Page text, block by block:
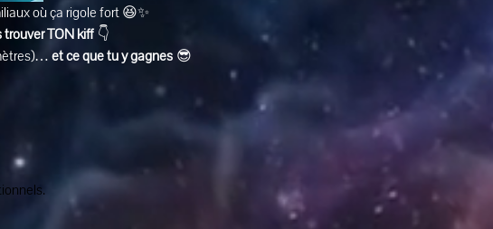
où ça rigole fort 😆✨
trouver TON kiff 👇
et ce que tu y gagnes 😎